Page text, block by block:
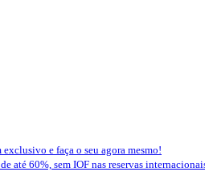
e faça o seu agora mesmo!
60%, sem IOF nas reservas